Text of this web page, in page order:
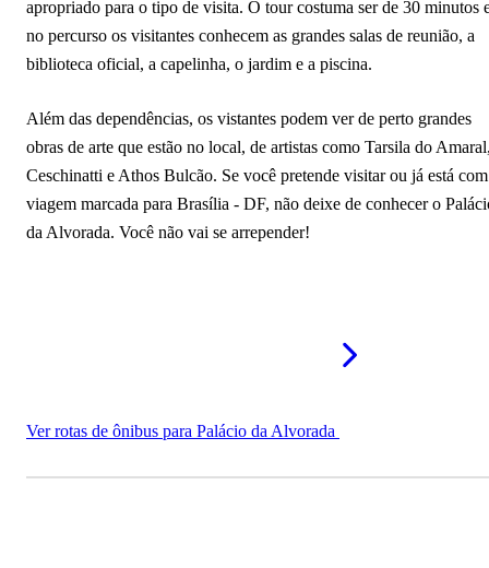
apropriado para o tipo de visita. O tour costuma ser de 30 minutos
no percurso os visitantes conhecem as grandes salas de reunião, a
biblioteca oficial, a capelinha, o jardim e a piscina.
Além das dependências, os vistantes podem ver de perto grandes
obras de arte que estão no local, de artistas como Tarsila do
Ceschinatti e Athos Bulcão. Se você pretende visitar ou já está com
viagem marcada para Brasília - DF, não deixe de conhecer o
da Alvorada. Você não vai se arrepender!
Ver rotas de ônibus para Palácio da Alvorada